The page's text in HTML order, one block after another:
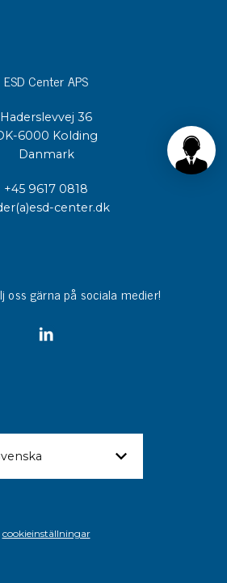
ESD Center APS
Haderslevvej 36
6000 Kolding
Danmark
+45 9617 0818
center.dk
oss gärna på sociala medier!
cookieinställningar